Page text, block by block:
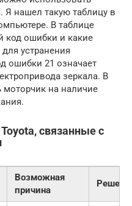
Я нашел такую таблицу в
В таблице
код ошибки и какие
устранения
ошибки 21 означает
зеркала. В
моторчик на наличие
связанные с
Возможная
причина